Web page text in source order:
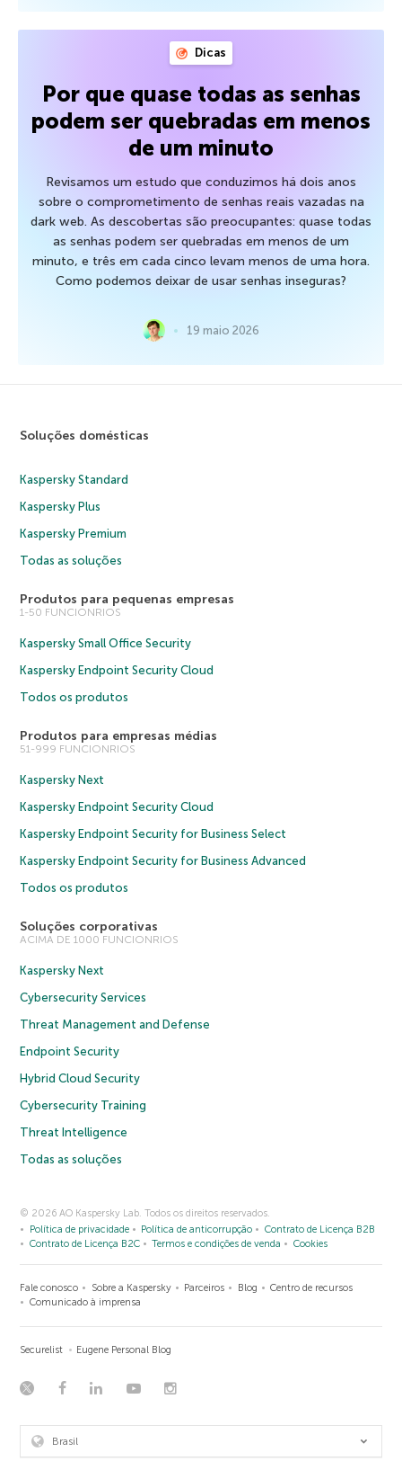
Dicas
Por que quase todas as senhas
podem ser quebradas em menos
de um minuto
Revisamos um estudo que conduzimos há dois anos
sobre o comprometimento de senhas reais vazadas na
dark web. As descobertas são preocupantes: quase todas
as senhas podem ser quebradas em menos de um
minuto, e três em cada cinco levam menos de uma hora.
Como podemos deixar de usar senhas inseguras?
19 maio 2026
Soluções domésticas
Kaspersky Standard
Kaspersky Plus
Kaspersky Premium
Todas as soluções
Produtos para pequenas empresas
1-50 FUNCIONRIOS
Kaspersky Small Office Security
Kaspersky Endpoint Security Cloud
Todos os produtos
Produtos para empresas médias
51-999 FUNCIONRIOS
Kaspersky Next
Kaspersky Endpoint Security Cloud
Kaspersky Endpoint Security for Business Select
Kaspersky Endpoint Security for Business Advanced
Todos os produtos
Soluções corporativas
ACIMA DE 1000 FUNCIONRIOS
Kaspersky Next
Cybersecurity Services
Threat Management and Defense
Endpoint Security
Hybrid Cloud Security
Cybersecurity Training
Threat Intelligence
Todas as soluções
© 2026 AO Kaspersky Lab. Todos os direitos reservados.
Política de privacidade
Política de anticorrupção
Contrato de Licença B2B
Contrato de Licença B2C
Termos e condições de venda Cookies
Fale conosco Sobre a Kaspersky Parceiros Blog
Centro de recursos
Comunicado à imprensa
Securelist Eugene Personal Blog
Brasil